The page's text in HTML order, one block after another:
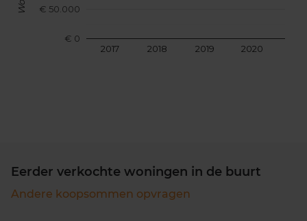
2017 2018 2019 2020
€ 0
€ 50.000
Eerder verkochte woningen in de buurt
Andere koopsommen opvragen